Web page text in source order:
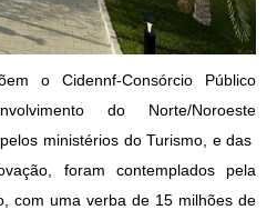
o Cidennf-Consórcio Público
do Norte/Noroeste
ministérios do Turismo, e das
foram contemplados pela
com uma verba de 15 milhões de